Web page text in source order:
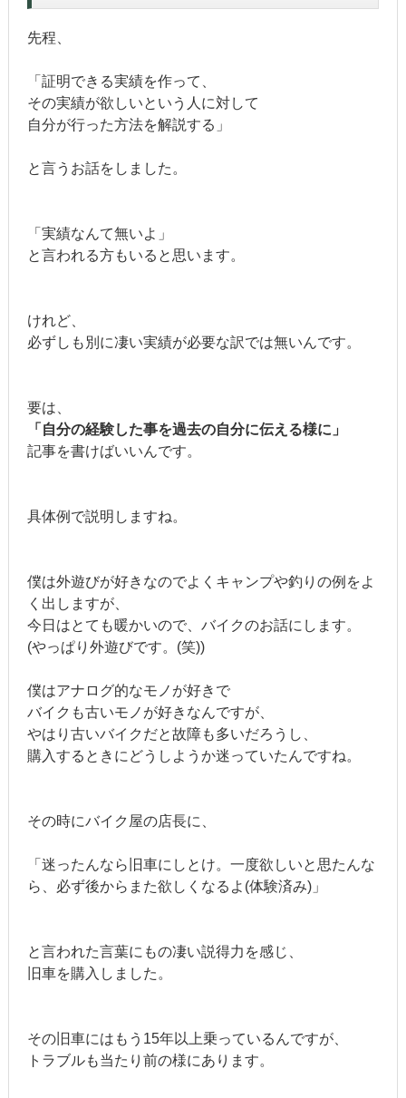
先程、
「証明できる実績を作って、
その実績が欲しいという人に対して
自分が行った方法を解説する」
と言うお話をしました。
「実績なんて無いよ」
と言われる方もいると思います。
けれど、
必ずしも別に凄い実績が必要な訳では無いんです。
要は、
「自分の経験した事を過去の自分に伝える様に」
記事を書けばいいんです。
具体例で説明しますね。
僕は外遊びが好きなのでよくキャンプや釣りの例をよ
く出しますが、
今日はとても暖かいので、バイクのお話にします。
(やっぱり外遊びです。(笑))
僕はアナログ的なモノが好きで
バイクも古いモノが好きなんですが、
やはり古いバイクだと故障も多いだろうし、
購入するときにどうしようか迷っていたんですね。
その時にバイク屋の店長に、
「迷ったんなら旧車にしとけ。一度欲しいと思たんな
ら、必ず後からまた欲しくなるよ(体験済み)」
と言われた言葉にもの凄い説得力を感じ、
旧車を購入しました。
その旧車にはもう15年以上乗っているんですが、
トラブルも当たり前の様にあります。